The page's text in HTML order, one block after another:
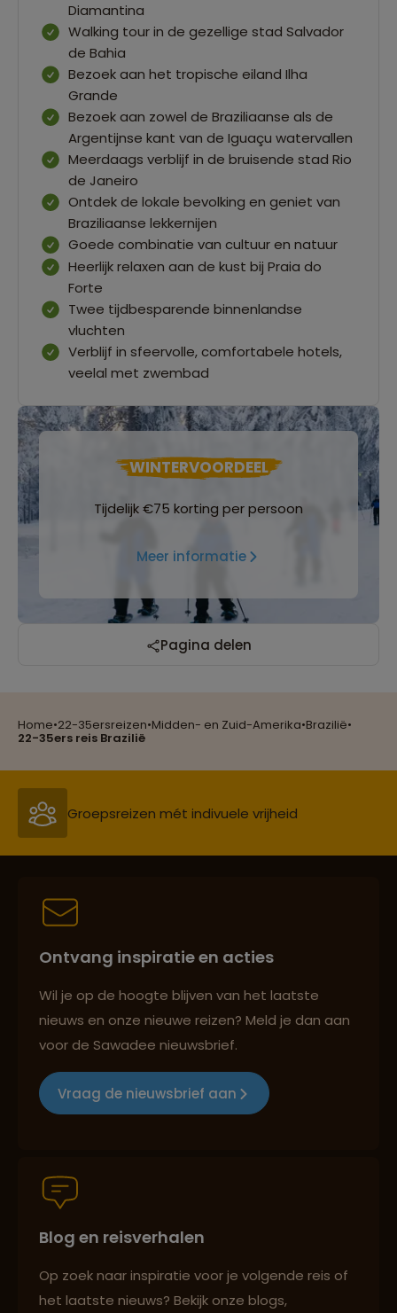
Home•22-35ersreizen•Midden- en Zuid-Amerika•Brazilië•
22-35ers reis Brazilië
Diamantina
Walking tour in de gezellige stad Salvador
de Bahia
Bezoek aan het tropische eiland Ilha
Grande
Bezoek aan zowel de Braziliaanse als de
Argentijnse kant van de Iguaçu watervallen
Meerdaags verblijf in de bruisende stad Rio
de Janeiro
Ontdek de lokale bevolking en geniet van
Braziliaanse lekkernijen
Goede combinatie van cultuur en natuur
Heerlijk relaxen aan de kust bij Praia do
Forte
Twee tijdbesparende binnenlandse
vluchten
Verblijf in sfeervolle, comfortabele hotels,
veelal met zwembad
WINTERVOORDEEL
Tijdelijk €75 korting per persoon
Meer informatie
Pagina delen
Reizen met oog voor mens, cultuur en milieu
Groepsreizen mét indivuele vrijheid
Persoonlijk en deskundig reisadvies
Best beoordeelde reisroutes
Groepsreizen mét indivuele vrijheid
Best beoordeelde reisroutes
Ontvang inspiratie en acties
Wil je op de hoogte blijven van het laatste
nieuws en onze nieuwe reizen? Meld je dan aan
voor de Sawadee nieuwsbrief.
Vraag de nieuwsbrief aan
Blog en reisverhalen
Op zoek naar inspiratie voor je volgende reis of
het laatste nieuws? Bekijk onze blogs,